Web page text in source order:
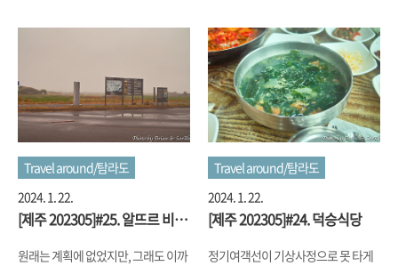
팟으로 유명해진 곳이라 하더군요. 날
씨가 좋지 않았지만, 그래도 간 김에
사진 몇 장 찍고는 숙소로 돌아가 그렇
게 하루를 보냈습니다.
Travel around/탐라도
2024. 1. 22.
[제주 202305]#25. 알뜨르 비행
원래는 계획에 없었지만, 그래도 이까
Travel around/탐라도
2024. 1. 22.
[제주 202305]#24. 덕승식당
정기여객선이 기상사정으로 못 타게